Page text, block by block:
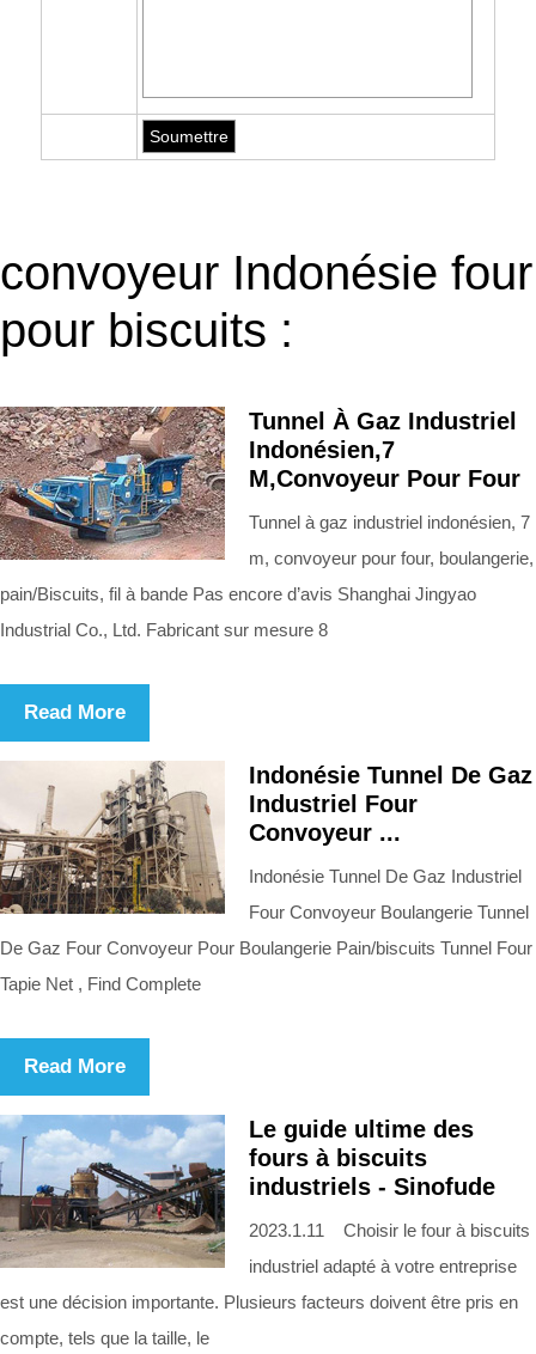
convoyeur Indonésie four
pour biscuits :
Tunnel À Gaz Industriel
Indonésien,7
M,Convoyeur Pour Four
Tunnel à gaz industriel indonésien, 7
m, convoyeur pour four, boulangerie,
pain/Biscuits, fil à bande Pas encore d’avis Shanghai Jingyao
Industrial Co., Ltd. Fabricant sur mesure 8
Read More
Indonésie Tunnel De Gaz
Industriel Four
Convoyeur ...
Indonésie Tunnel De Gaz Industriel
Four Convoyeur Boulangerie Tunnel
De Gaz Four Convoyeur Pour Boulangerie Pain/biscuits Tunnel Four
Tapie Net , Find Complete
Read More
Le guide ultime des
fours à biscuits
industriels - Sinofude
2023.1.11 Choisir le four à biscuits
industriel adapté à votre entreprise
est une décision importante. Plusieurs facteurs doivent être pris en
compte, tels que la taille, le